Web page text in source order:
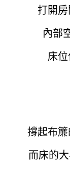
打開
內部
床
撐起布
而床的